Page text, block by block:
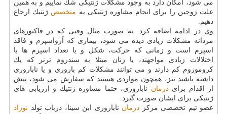
می شود، امكان دارد به وجود مشكلات ژنتیكی شك نماییم و به همین
علت زوجین را برای انجام مشاوره ژنتیكی به متخصص ژنتیك ارجاع
دهیم.
وی در ادامه اضافه كرد: به صورت مثال وقتی كه در فاكتورهای
مردانه مشكلات زیادی دیده می شود، بیماری كه آزواسپرم و فاقد
اسپرم است و زمانی كه حركت، شكل و یا تعداد اسپرم ها با
اختلالات زیادی مواجهند، یا زنان مبتلا به سندروم ترنر كه یك
كروموزوم كم دارند و می توانند مشكلات كم باروری و یا ناباروری
داشته باشند نیز، همچون مواردی هستند كه سفارش می شود، پیش
از اقدام برایدرمان ناباروری، حتما مشاوره ژنتیك­ و ارزیابی های
ژنتیكی برای ایشان صورت گیرد.
عضو تیم تخصصی مركز درمان ناباروری ابن سینا، درباب تولد نوزاد